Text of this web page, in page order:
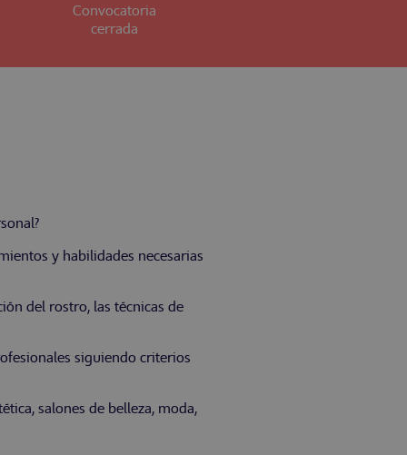
Convocatoria
cerrada
y habilidades necesarias
del rostro, las técnicas de
siguiendo criterios
salones de belleza, moda,